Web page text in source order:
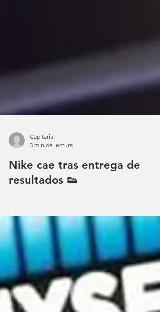
Capitaria
3 min de lectura
resultados 👟